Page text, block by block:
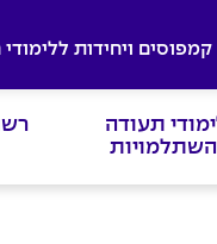
קמפוסים ויחידות ללימודי
תעודה